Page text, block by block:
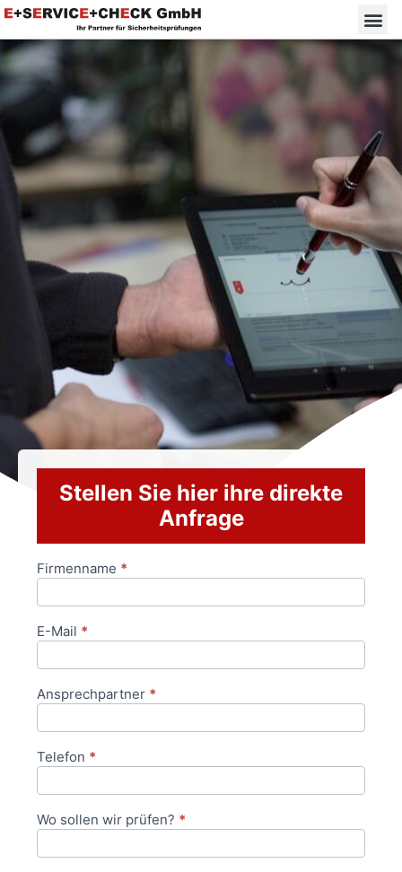
Stellen Sie hier ihre direkte
Anfrage
Anfrageformular
Firmenname *
E-Mail *
Ansprechpartner *
Telefon *
Wo sollen wir prüfen? *